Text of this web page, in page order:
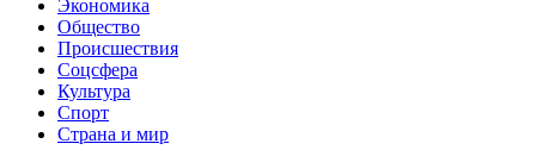
Экономика
Общество
Происшествия
Соцсфера
Культура
Спорт
Страна и мир